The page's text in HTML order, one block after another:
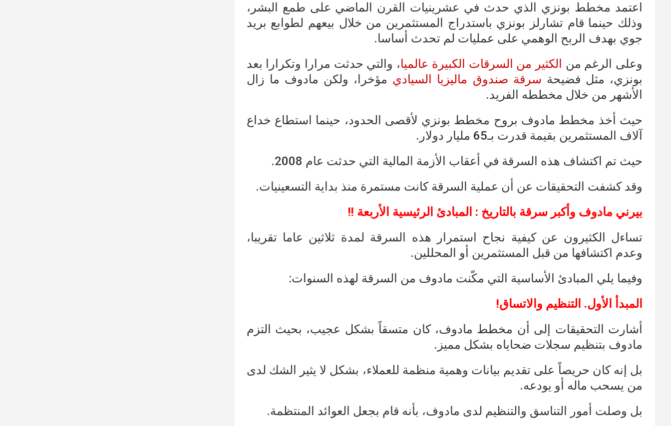
اعتمد مخطط بونزي الذي حدث في عشرينيات القرن الماضي على طمع البشر،
وذلك حينما قام تشارلز بونزي باستدراج المستثمرين من خلال بيعهم لطوابع بريد
جوي بهدف الربح الوهمي على عمليات لم تحدث أساسا.
وعلى الرغم من
الكثير من السرقات الكبيرة عالميا، والتي حدثت مرارا وتكرارا بعد
بونزي، مثل فضيحة سرقة صندوق ماليزيا السيادي مؤخرا، ولكن مادوف ما زال
الأشهر من خلال مخططه الفريد.
حيث أخذ مخطط مادوف بروح مخطط بونزي لأقصى الحدود، حينما استطاع خداع
آلاف المستثمرين بقيمة قدرت بـ65 مليار دولار.
حيث تم اكتشاف هذه السرقة في أعقاب الأزمة المالية التي حدثت عام 2008.
وقد كشفت التحقيقات عن أن عملية السرقة كانت مستمرة منذ بداية التسعينيات.
بيرني مادوف وأكبر سرقة بالتاريخ : المبادئ الرئيسية الأربعة !!
تساءل الكثيرون عن كيفية نجاح استمرار هذه السرقة لمدة ثلاثين عاما تقريبا،
وعدم اكتشافها من قبل المستثمرين أو المحللين.
وفيما يلي المبادئ الأساسية التي مكّنت مادوف من السرقة لهذه السنوات:
المبدأ الأول. التنظيم والاتساق!
أشارت التحقيقات إلى أن مخطط مادوف، كان متسقاً بشكل عجيب، بحيث التزم
مادوف بتنظيم سجلات ضحاياه بشكل مميز.
بل إنه كان حريصاً على تقديم بيانات وهمية منظمة للعملاء، بشكل لا يثير الشك لدى
من يسحب ماله أو يودعه.
بل وصلت أمور التناسق والتنظيم لدى مادوف، بأنه قام بجعل العوائد المنتظمة.